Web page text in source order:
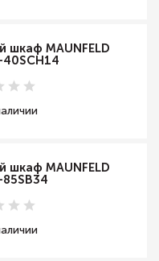
шкаф MAUNFELD
40SCH14
шкаф MAUNFELD
85SB34